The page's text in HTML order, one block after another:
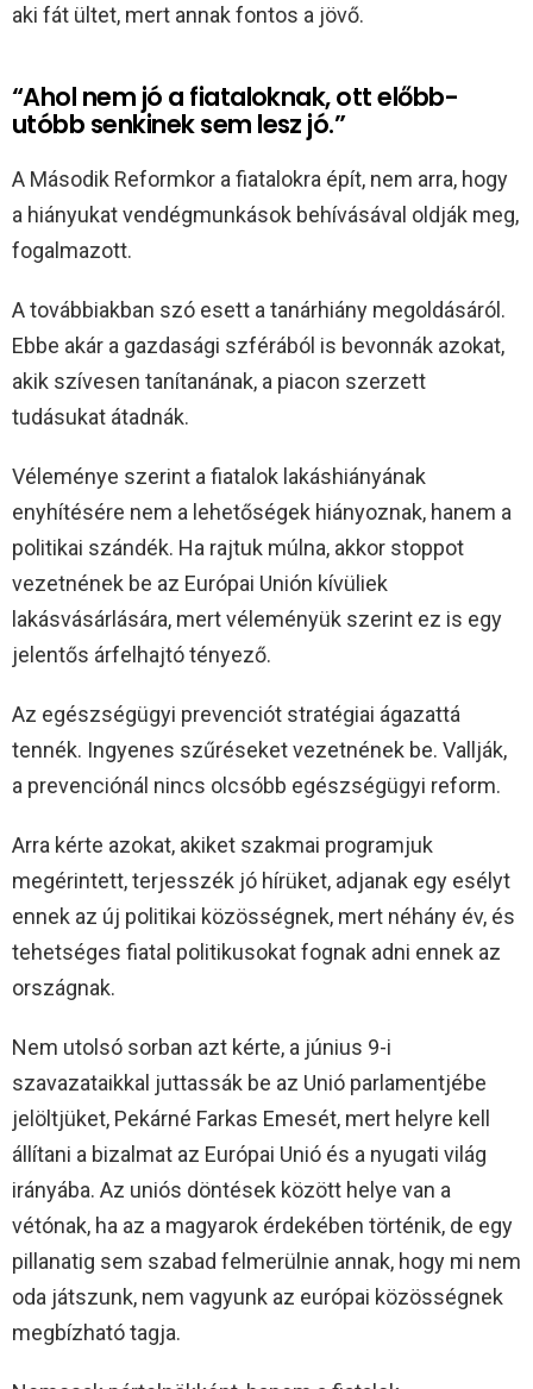
aki fát ültet, mert annak fontos a jövő.
“Ahol nem jó a fiataloknak, ott előbb-
utóbb senkinek sem lesz jó.”
A Második Reformkor a fiatalokra épít, nem arra, hogy
a hiányukat vendégmunkások behívásával oldják meg,
fogalmazott.
A továbbiakban szó esett a tanárhiány megoldásáról.
Ebbe akár a gazdasági szférából is bevonnák azokat,
akik szívesen tanítanának, a piacon szerzett
tudásukat átadnák.
Véleménye szerint a fiatalok lakáshiányának
enyhítésére nem a lehetőségek hiányoznak, hanem a
politikai szándék. Ha rajtuk múlna, akkor stoppot
vezetnének be az Európai Unión kívüliek
lakásvásárlására, mert véleményük szerint ez is egy
jelentős árfelhajtó tényező.
Az egészségügyi prevenciót stratégiai ágazattá
tennék. Ingyenes szűréseket vezetnének be. Vallják,
a prevenciónál nincs olcsóbb egészségügyi reform.
Arra kérte azokat, akiket szakmai programjuk
megérintett, terjesszék jó hírüket, adjanak egy esélyt
ennek az új politikai közösségnek, mert néhány év, és
tehetséges fiatal politikusokat fognak adni ennek az
országnak.
Nem utolsó sorban azt kérte, a június 9-i
szavazataikkal juttassák be az Unió parlamentjébe
jelöltjüket, Pekárné Farkas Emesét, mert helyre kell
állítani a bizalmat az Európai Unió és a nyugati világ
irányába. Az uniós döntések között helye van a
vétónak, ha az a magyarok érdekében történik, de egy
pillanatig sem szabad felmerülnie annak, hogy mi nem
oda játszunk, nem vagyunk az európai közösségnek
megbízható tagja.